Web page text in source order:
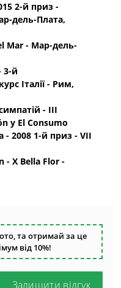
2-й приз -
дель-Плата,
Mar - Мар-дель-
3-й
Італії - Рим,
- III
y El Consumo
- 2008 1-й приз - VII
- X Bella Flor -
та отримай за це
від 10%!
Залишити відгук